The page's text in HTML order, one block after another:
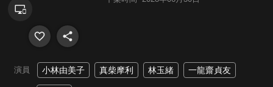
演員 小林由美子 真柴摩利 林玉緒 一龍齋貞友